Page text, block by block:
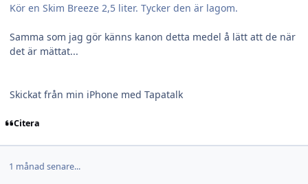
Kör en Skim Breeze 2,5 liter. Tycker den är lagom.
Samma som jag gör känns kanon detta medel å lätt att de när
det är mättat...
Skickat från min iPhone med Tapatalk
Citera
1 månad senare...